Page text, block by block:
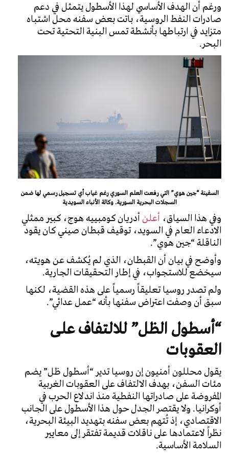
ورغم أن الهدف الأساسي لهذا الأسطول يتمثل في دعم
صادرات النفط الروسية، باتت بعض سفنه محل اشتباه
متزايد في ارتباطها بأنشطة تمس البنية التحتية تحت
البحر.
السفينة “جين هوي” التي رفعت العلم السوري رغم غياب أي تسجيل رسمي لها ضمن
السجلات البحرية السورية. وكالة الأنباء السويدية
وفي هذا السياق، أعلنأدريان كومبييه هوج، كبير ممثلي
الادعاء العام في السويد، توقيف قبطان صيني كان يقود
الناقلة“جين هوي”.
وأوضح في بيان أن القبطان، الذي لم يُكشف عن هويته،
سيخضع للاستجواب، في إطار التحقيقات الجارية.
ولم تصدر روسيا تعليقاً رسمياً على هذه القضية، لكنها
سبق أن وصفت اعتراض سفنها بأنه “عمل عدائي”.
“أسطول الظل” للالتفاف على
العقوبات
يقول محللون أمنيون إن روسيا تدير “أسطول ظل” يضم
مئات السفن، بهدف الالتفاف على العقوبات الغربية
المفروضة على صادراتها النفطية منذ اندلاع الحرب في
أوكرانيا. ولا يقتصر الجدل حول هذا الأسطول على الجانب
الاقتصادي، إذ تُتهم بعض سفنه بتهديد البيئة البحرية،
نظراً لاعتمادها على ناقلات قديمة تفتقر إلى معايير
السلامة الأساسية.